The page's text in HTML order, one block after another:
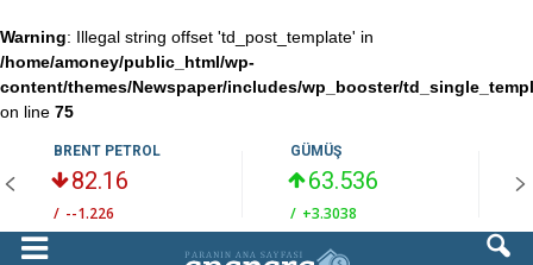
Warning: Illegal string offset 'td_post_template' in
/home/amoney/public_html/wp-
content/themes/Newspaper/includes/wp_booster/
on line 75
BRENT PETROL
82.16
/ --1.226
GÜMÜŞ
63.536
/ +3.3038